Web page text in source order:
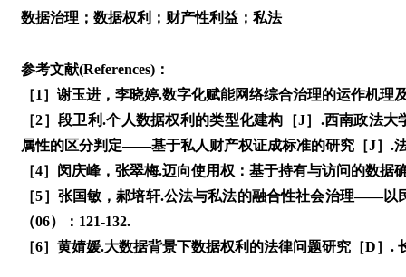
数据治理；数据权利；财产性利益；私法
参考文献(References)：
［1］谢玉进，李晓婷.数字化赋能网络综合治理的运作机
［2］段卫利.个人数据权利的类型化建构［J］.西南政法
属性的区分判定——基于私人财产权证成标准的研究［J］.
［4］闵庆峰，张翠梅.迈向使用权：基于持有与访问的数
［5］张国敏，郝培轩.公法与私法的融合性社会治理——以
（06）：121-132.
［6］黄婧媛.大数据背景下数据权利的法律问题研究［D］.